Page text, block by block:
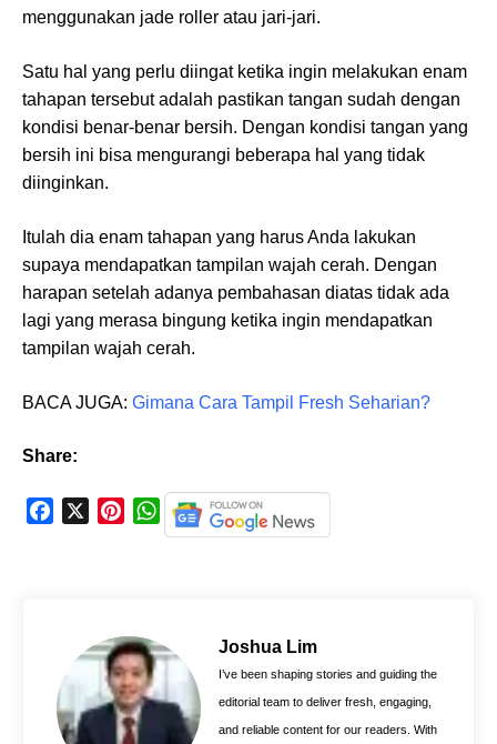
menggunakan jade roller atau jari-jari.
Satu hal yang perlu diingat ketika ingin melakukan enam
tahapan tersebut adalah pastikan tangan sudah dengan
kondisi benar-benar bersih. Dengan kondisi tangan yang
bersih ini bisa mengurangi beberapa hal yang tidak
diinginkan.
Itulah dia enam tahapan yang harus Anda lakukan
supaya mendapatkan tampilan wajah cerah. Dengan
harapan setelah adanya pembahasan diatas tidak ada
lagi yang merasa bingung ketika ingin mendapatkan
tampilan wajah cerah.
BACA JUGA: Gimana Cara Tampil Fresh Seharian?
Share:
k
r
e
s
t
W
h
A
p
Joshua Lim
I’ve been shaping stories and guiding the
editorial team to deliver fresh, engaging,
and reliable content for our readers. With